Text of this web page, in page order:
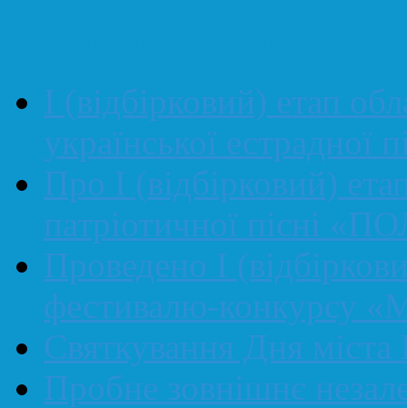
І (відбірковий) етап
української
Про І (відбірковий)
патріотичної пісні
Проведено І
фестивалю-конкурсу
Святкування Дня міста
Пробне зовнішнє